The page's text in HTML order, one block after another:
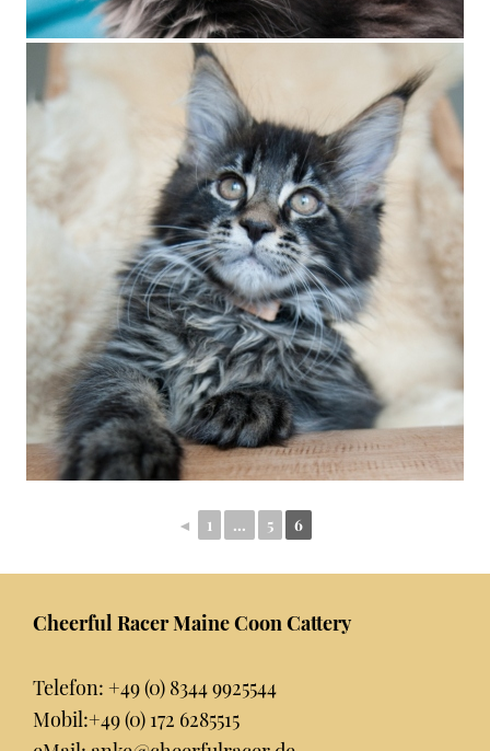
◄ 1 ... 5 6
Footer
Cheerful Racer Maine Coon Cattery
Telefon: +49 (0) 8344 9925544
Mobil:+49 (0) 172 6285515